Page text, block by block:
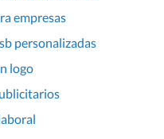
empresas
personalizadas
logo